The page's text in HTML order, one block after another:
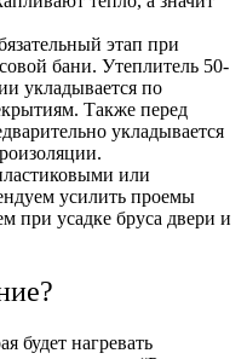
этап при
бани. Утеплитель 50-
укладывается по
Также перед
укладывается
или
усилить проемы
при усадке бруса двери и
будет нагревать